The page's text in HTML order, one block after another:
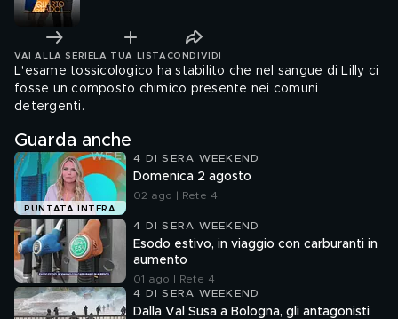
VAI ALLA SERIE LA TUA LISTA CONDIVIDI
L'esame tossicologico ha stabilito che nel sangue di Lilly ci
fosse un composto chimico presente nei comuni
detergenti.
Guarda anche
PUNTATA INTERA
4 DI SERA WEEKEND
Domenica 2 agosto
02 ago | Rete 4
4 DI SERA WEEKEND
Esodo estivo, in viaggio con carburanti in
aumento
01 ago | Rete 4
4 DI SERA WEEKEND
Dalla Val Susa a Bologna, gli antagonisti